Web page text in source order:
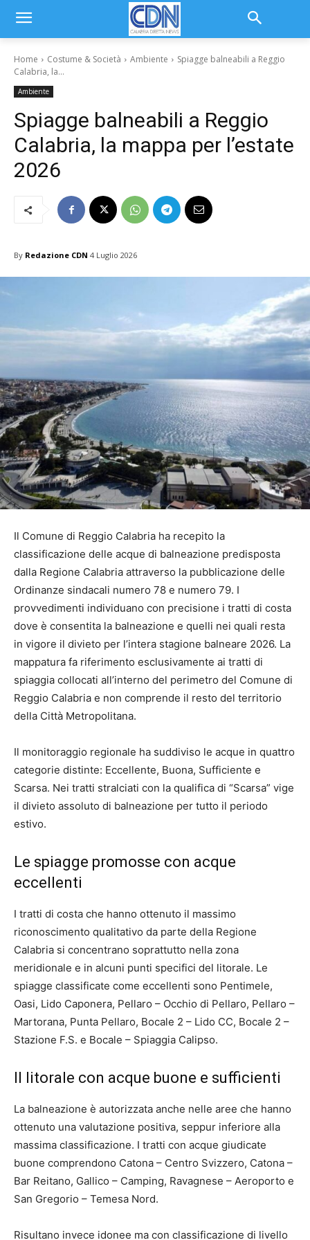
Home Costume & Società Ambiente
Spiagge balneabili a Reggio
Calabria, la...
Ambiente
Spiagge balneabili a Reggio
Calabria, la mappa per l’estate
2026
By Redazione CDN 4 Luglio 2026
Il Comune di Reggio Calabria ha recepito la
classificazione delle acque di balneazione predisposta
dalla Regione Calabria attraverso la pubblicazione delle
Ordinanze sindacali numero 78 e numero 79. I
provvedimenti individuano con precisione i tratti di costa
dove è consentita la balneazione e quelli nei quali resta
in vigore il divieto per l’intera stagione balneare 2026. La
mappatura fa riferimento esclusivamente ai tratti di
spiaggia collocati all’interno del perimetro del Comune di
Reggio Calabria e non comprende il resto del territorio
della Città Metropolitana.
Il monitoraggio regionale ha suddiviso le acque in quattro
categorie distinte: Eccellente, Buona, Sufficiente e
Scarsa. Nei tratti stralciati con la qualifica di “Scarsa” vige
il divieto assoluto di balneazione per tutto il periodo
estivo.
Le spiagge promosse con acque
eccellenti
I tratti di costa che hanno ottenuto il massimo
riconoscimento qualitativo da parte della Regione
Calabria si concentrano soprattutto nella zona
meridionale e in alcuni punti specifici del litorale. Le
spiagge classificate come eccellenti sono Pentimele,
Oasi, Lido Caponera, Pellaro – Occhio di Pellaro, Pellaro –
Martorana, Punta Pellaro, Bocale 2 – Lido CC, Bocale 2 –
Stazione F.S. e Bocale – Spiaggia Calipso.
Il litorale con acque buone e sufficienti
La balneazione è autorizzata anche nelle aree che hanno
ottenuto una valutazione positiva, seppur inferiore alla
massima classificazione. I tratti con acque giudicate
buone comprendono Catona – Centro Svizzero, Catona –
Bar Reitano, Gallico – Camping, Ravagnese – Aeroporto e
San Gregorio – Temesa Nord.
Risultano invece idonee ma con classificazione di livello